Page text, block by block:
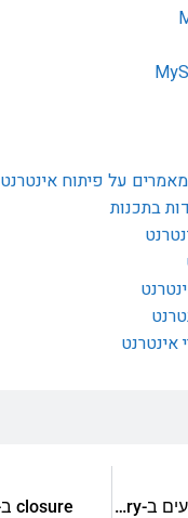
על פיתוח אינטרנט
בתכנות
אינטרנט
אופטימיזצית אירועים ב-jQuery closure ב-JavaScript